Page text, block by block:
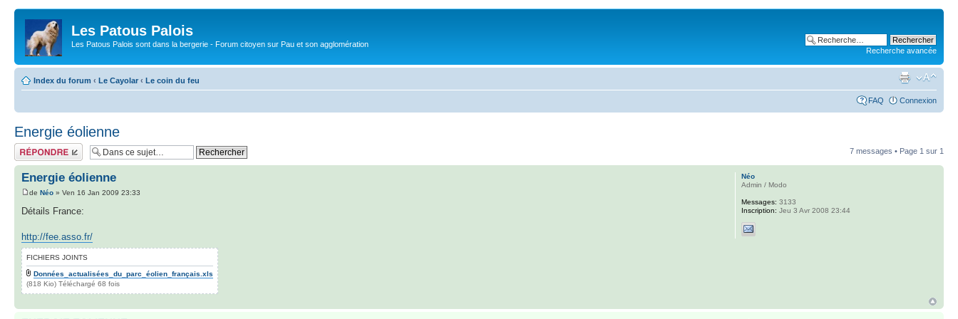
Les Patous Palois
Les Patous Palois sont dans la bergerie - Forum citoyen sur Pau et son agglomération
Recherche avancée
Index du forum ‹ Le Cayolar ‹ Le coin du feu
FAQ Connexion
Energie éolienne
Répondre 7 messages • Page 1 sur 1
Energie éolienne
de Néo » Ven 16 Jan 2009 23:33
Détails France:
http://fee.asso.fr/
FICHIERS JOINTS
Données_actualisées_du_parc_éolien_français.xls
(818 Kio) Téléchargé 68 fois
Néo
Admin / Modo
Messages: 3133
Inscription: Jeu 3 Avr 2008 23:44